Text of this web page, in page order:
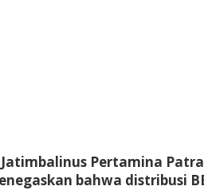
Pertamina
bahwa distribusi